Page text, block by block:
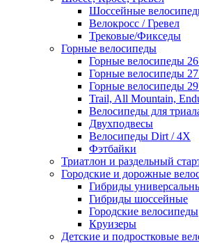
Шоссейные
Велокросс / Гревел
Трековые/Фикседы
Горные велосипеды
Горные велосипеды
Горные велосипеды
Горные велосипеды
Trail, All Mountain,
Велосипеды для
Двухподвесы
Велосипеды Dirt / 4X
Фэтбайки
Триатлон и раздельный
Городские и дорожные
Гибриды
Гибриды шоссейные
Городские велосипеды
Круизеры
Детские и подростковые